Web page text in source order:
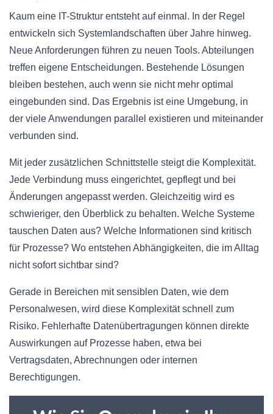
Kaum eine IT-Struktur entsteht auf einmal. In der Regel
entwickeln sich Systemlandschaften über Jahre hinweg.
Neue Anforderungen führen zu neuen Tools. Abteilungen
treffen eigene Entscheidungen. Bestehende Lösungen
bleiben bestehen, auch wenn sie nicht mehr optimal
eingebunden sind. Das Ergebnis ist eine Umgebung, in
der viele Anwendungen parallel existieren und miteinander
verbunden sind.
Mit jeder zusätzlichen Schnittstelle steigt die Komplexität.
Jede Verbindung muss eingerichtet, gepflegt und bei
Änderungen angepasst werden. Gleichzeitig wird es
schwieriger, den Überblick zu behalten. Welche Systeme
tauschen Daten aus? Welche Informationen sind kritisch
für Prozesse? Wo entstehen Abhängigkeiten, die im Alltag
nicht sofort sichtbar sind?
Gerade in Bereichen mit sensiblen Daten, wie dem
Personalwesen, wird diese Komplexität schnell zum
Risiko. Fehlerhafte Datenübertragungen können direkte
Auswirkungen auf Prozesse haben, etwa bei
Vertragsdaten, Abrechnungen oder internen
Berechtigungen.